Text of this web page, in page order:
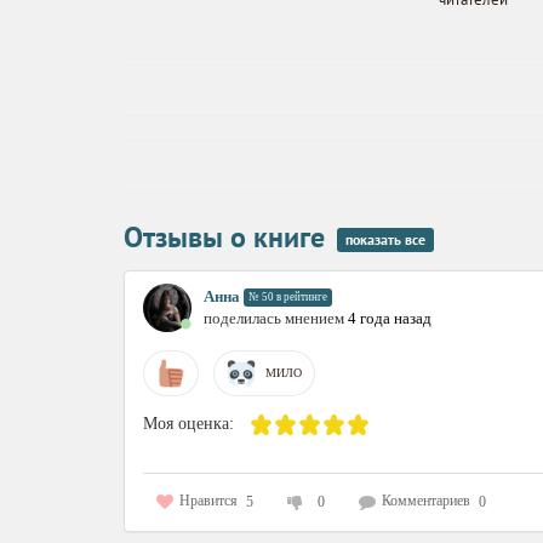
Видимо, мне
Отзывы о книге показать все
Анна № 50 в рейтинге
поделилась мнением 4 года назад
МИЛО
Моя оценка:
Нравится 5 0 Комментариев 0